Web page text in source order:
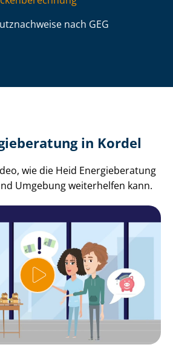
nach GEG
in Kordel
wie die Heid Energieberatung
Umgebung weiterhelfen kann.